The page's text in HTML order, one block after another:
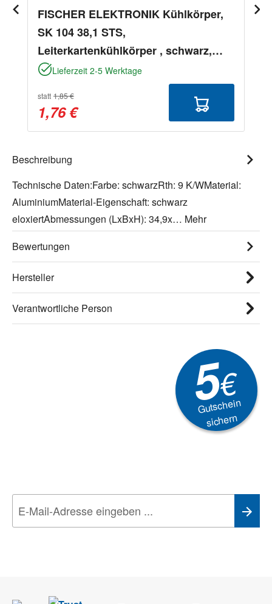
FISCHER ELEKTRONIK Kühlkörper,
SK 104 38,1 STS,
Leiterkartenkühlkörper , schwarz,
Aluminium
Lieferzeit 2-5 Werktage
statt 1,85 €
1,76 €
Beschreibung
Technische Daten:Farbe: schwarzRth: 9 K/WMaterial:
AluminiumMaterial-Eigenschaft: schwarz
eloxiertAbmessungen (LxBxH): 34,9x… Mehr
Bewertungen
Hersteller
Verantwortliche Person
5€
Gutschein
sichern